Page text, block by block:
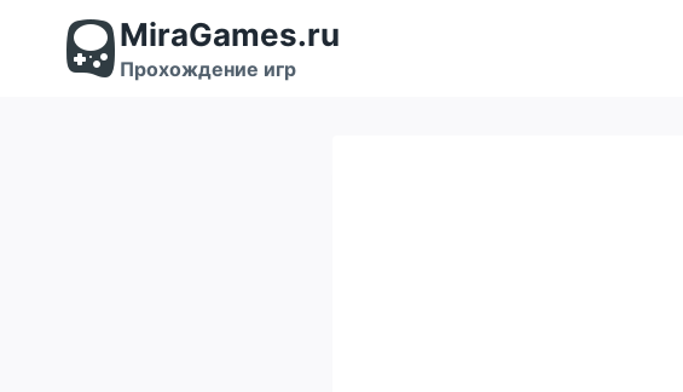
содержимому
MiraGames.ru
Прохождение игр